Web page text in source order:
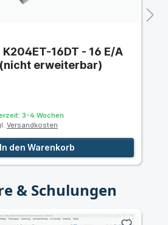
K204ET-16DT - 16 E/A
erweiterbar)
3-4 Wochen
Versandkosten
In den Warenkorb
& Schulungen